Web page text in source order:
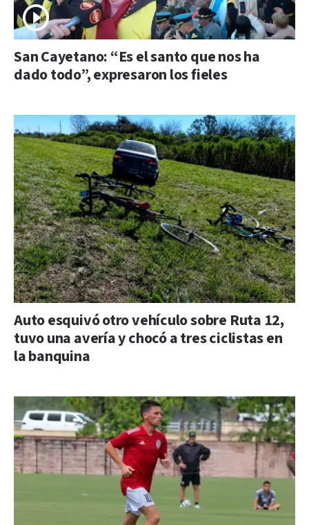
San Cayetano: “Es el santo que nos ha
dado todo”, expresaron los fieles
Auto esquivó otro vehículo sobre Ruta 12,
tuvo una avería y chocó a tres ciclistas en
la banquina